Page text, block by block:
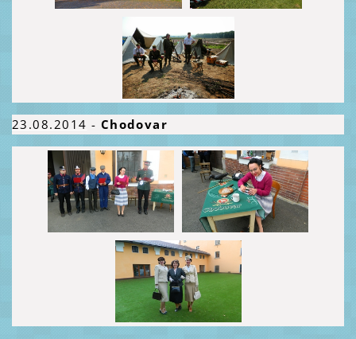
23.08.2014 - Chodovar